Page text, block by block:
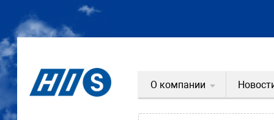
О компании